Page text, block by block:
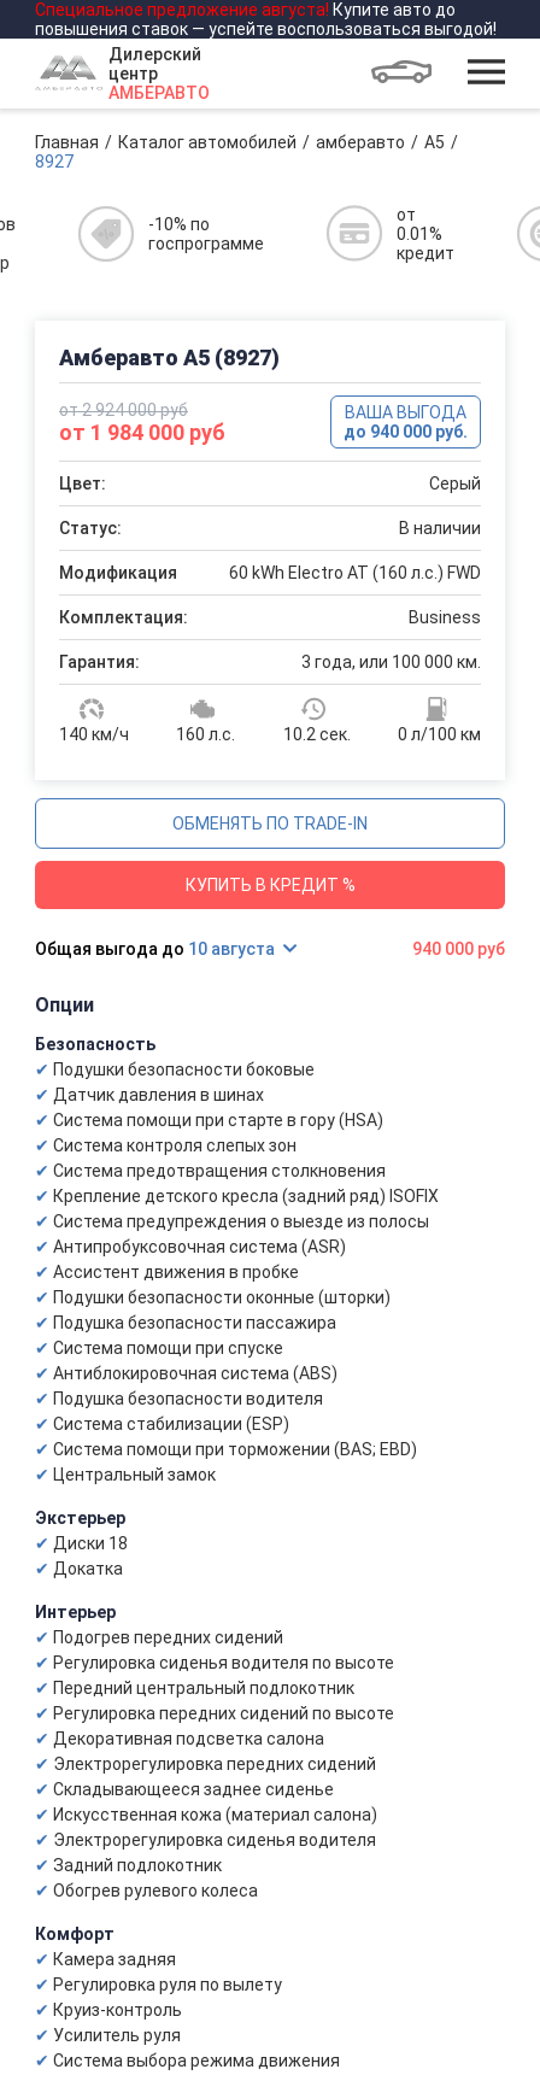
Специальное предложение августа! Купите авто до
повышения ставок — успейте воспользоваться выгодой!
Дилерский
центр
АМБЕРАВТО
Главная Каталог автомобилей амберавто
A5
8927
-10% по
госпрограмме
от
0.01%
кредит
Амберавто A5 (8927)
от 2 924 000 руб
от 1 984 000 руб
ВАША ВЫГОДА
до 940 000 руб.
Цвет: Серый
Статус: В наличии
Модификация 60 kWh Electro AT (160 л.с.) FWD
Комплектация: Business
Гарантия: 3 года, или 100 000 км.
140 км/ч 160 л.с. 10.2 сек. 0 л/100 км
КУПИТЬ В КРЕДИТ %
ОБМЕНЯТЬ ПО TRADE-IN
10 августа 940 000 руб
Опции
Безопасность
Подушки безопасности боковые
Датчик давления в шинах
Система помощи при старте в гору (HSA)
Система контроля слепых зон
Система предотвращения столкновения
Крепление детского кресла (задний ряд) ISOFIX
Система предупреждения о выезде из полосы
Антипробуксовочная система (ASR)
Ассистент движения в пробке
Подушки безопасности оконные (шторки)
Подушка безопасности пассажира
Система помощи при спуске
Антиблокировочная система (ABS)
Подушка безопасности водителя
Система стабилизации (ESP)
Система помощи при торможении (BAS; EBD)
Центральный замок
Экстерьер
Диски 18
Докатка
Интерьер
Подогрев передних сидений
Регулировка сиденья водителя по высоте
Передний центральный подлокотник
Регулировка передних сидений по высоте
Декоративная подсветка салона
Электрорегулировка передних сидений
Складывающееся заднее сиденье
Искусственная кожа (материал салона)
Электрорегулировка сиденья водителя
Задний подлокотник
Обогрев рулевого колеса
Комфорт
Камера задняя
Регулировка руля по вылету
Круиз-контроль
Усилитель руля
Система выбора режима движения